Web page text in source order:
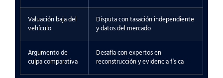
Valuación baja del
vehículo
Disputa con tasación independiente
y datos del mercado
Argumento de
culpa comparativa
Desafía con expertos en
reconstrucción y evidencia física